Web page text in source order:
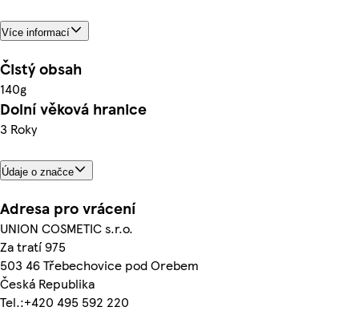
Více informací
Čistý obsah
140g
Dolní věková hranice
3 Roky
Údaje o značce
Adresa pro vrácení
UNION COSMETIC s.r.o.
Za tratí 975
503 46 Třebechovice pod Orebem
Česká Republika
Tel.:+420 495 592 220